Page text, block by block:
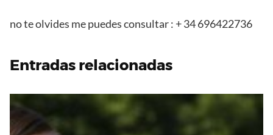
no te olvides me puedes consultar : + 34 696422736
Entradas relacionadas